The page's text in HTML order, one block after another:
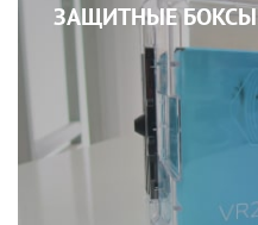
ЗАЩИТНЫЕ БОКСЫ